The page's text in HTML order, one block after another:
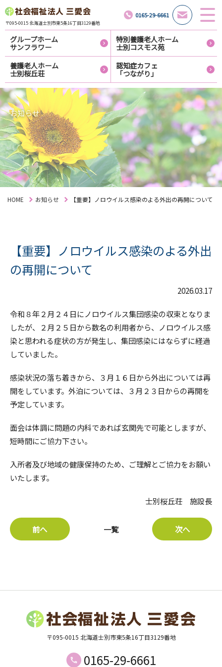
〒095-0015 北海道士別市東5条16丁目3129番地
0165-29-6661
グループホーム
サンフラワー
特別養護老人ホーム
士別コスモス苑
養護老人ホーム
士別桜丘荘
認知症カフェ
「つながり」
お知らせ
HOME お知らせ 【重要】ノロウイルス感染のよる外出の再開について
【重要】ノロウイルス感染のよる外出
の再開について
2026.03.17
令和８年２月２４日にノロウイルス集団感染の収束となりま
したが、２月２５日から数名の利用者から、ノロウイルス感
染と思われる症状の方が発生し、集団感染にはならずに経過
していました。
感染状況の落ち着きから、３月１６日から外出については再
開をしています。外泊については、３月２３日からの再開を
予定しています。
面会は体調に問題の内科であれば玄関先で可能としますが、
短時間にご協力下さい。
入所者及び地域の健康保持のため、ご理解とご協力をお願い
いたします。
士別桜丘荘 施設長
前へ 一覧 次へ
〒095-0015 北海道士別市東5条16丁目3129番地
0165-29-6661